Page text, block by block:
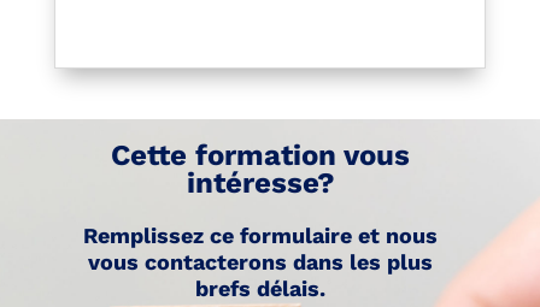
Cette formation vous
intéresse?
Remplissez ce formulaire et nous
vous contacterons dans les plus
brefs délais.